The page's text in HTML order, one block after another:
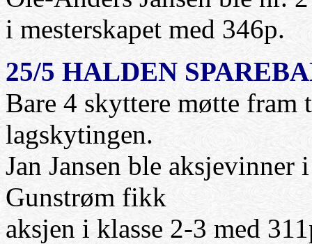
i mesterskapet med 346p.
25/5 HALDEN
Bare 4 skyttere møtte
lagskytingen.
Jan Jansen ble aksjevinner
Gunstrøm fikk
aksjen i klasse 2-3 med